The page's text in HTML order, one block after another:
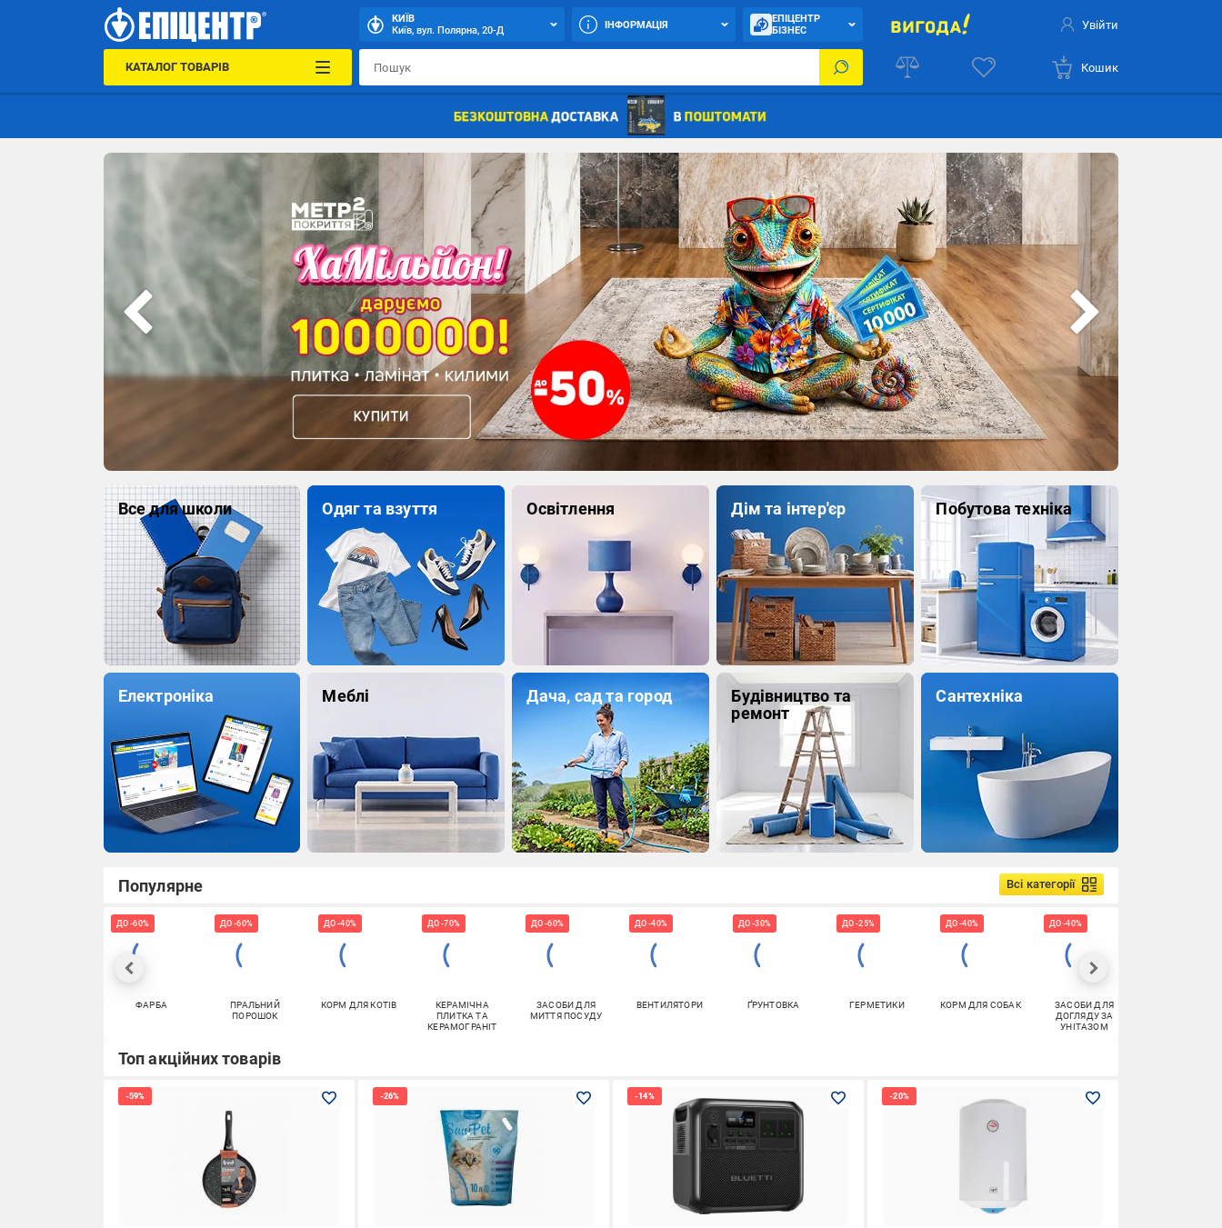
КИЇВ
Київ, вул. Полярна, 20-Д
ІНФОРМАЦІЯ
ЕПІЦЕНТР
БІЗНЕС
Увійти
КАТАЛОГ ТОВАРІВ Кошик
Все для школи
Електроніка
Одяг та взуття
Меблі
Освітлення
Дача, сад та город
Дім та інтер'єр
Будівництво та
ремонт
Побутова техніка
Сантехніка
Популярне Всі категорії
ДО -60%
ФАРБА
ДО -60%
ПРАЛЬНИЙ
ПОРОШОК
ДО -40%
КОРМ ДЛЯ КОТІВ
ДО -70%
КЕРАМІЧНА
ПЛИТКА ТА
КЕРАМОГРАНІТ
ДО -60%
ЗАСОБИ ДЛЯ
МИТТЯ ПОСУДУ
ДО -40%
ВЕНТИЛЯТОРИ
ДО -30%
ҐРУНТОВКА
ДО -25%
ГЕРМЕТИКИ
ДО -40%
КОРМ ДЛЯ СОБАК
ДО -40%
ЗАСОБИ ДЛЯ
ДОГЛЯДУ ЗА
УНІТАЗОМ
Топ акційних товарів